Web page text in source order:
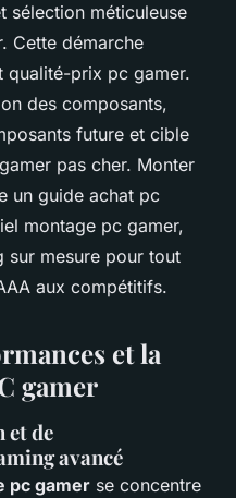
sélection méticuleuse
Cette démarche
qualité-prix pc gamer.
des composants,
future et cible
pas cher. Monter
un guide achat pc
montage pc gamer,
sur mesure pour tout
aux compétitifs.
et la
gamer
et de
avancé
pc gamer se concentre